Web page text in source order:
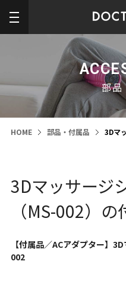
部品
HOME 部品・付属品 3Dマ
3Dマッサージ
（MS-002）
【付属品／ACアダプター】
002